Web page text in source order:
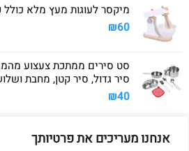
אנחנו מעריכים את פרטיותך
היה:
הוא:
מיקסר לעוגות מעץ מלא
₪60
סיר גדול, סיר קטן, מחבת
₪40
Visa